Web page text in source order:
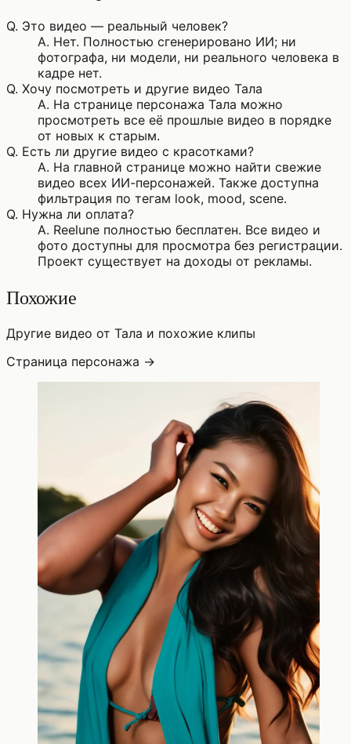
Q. Это видео — реальный человек?
A. Нет. Полностью сгенерировано ИИ; ни
фотографа, ни модели, ни реального человека в
кадре нет.
Q. Хочу посмотреть и другие видео Тала
A. На странице персонажа Тала можно
просмотреть все её прошлые видео в порядке
от новых к старым.
Q. Есть ли другие видео с красотками?
A. На главной странице можно найти свежие
видео всех ИИ-персонажей. Также доступна
фильтрация по тегам look, mood, scene.
Q. Нужна ли оплата?
A. Reelune полностью бесплатен. Все видео и
фото доступны для просмотра без регистрации.
Проект существует на доходы от рекламы.
Похожие
Другие видео от Тала и похожие клипы
Страница персонажа →